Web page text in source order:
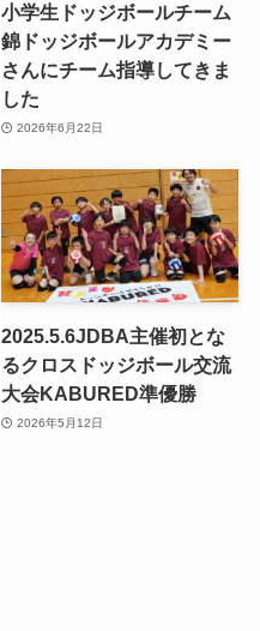
小学生ドッジボールチーム
錦ドッジボールアカデミー
さんにチーム指導してきま
した
2026年6月22日
2025.5.6JDBA主催初とな
るクロスドッジボール交流
大会KABURED準優勝
2026年5月12日